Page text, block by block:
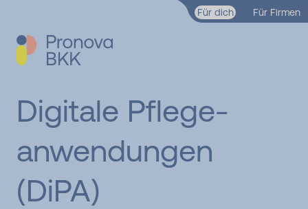
Zum Hauptinhalt springen
Für dich Für Firmen
Digitale Pflege­
anwen­dungen
(DiPA)